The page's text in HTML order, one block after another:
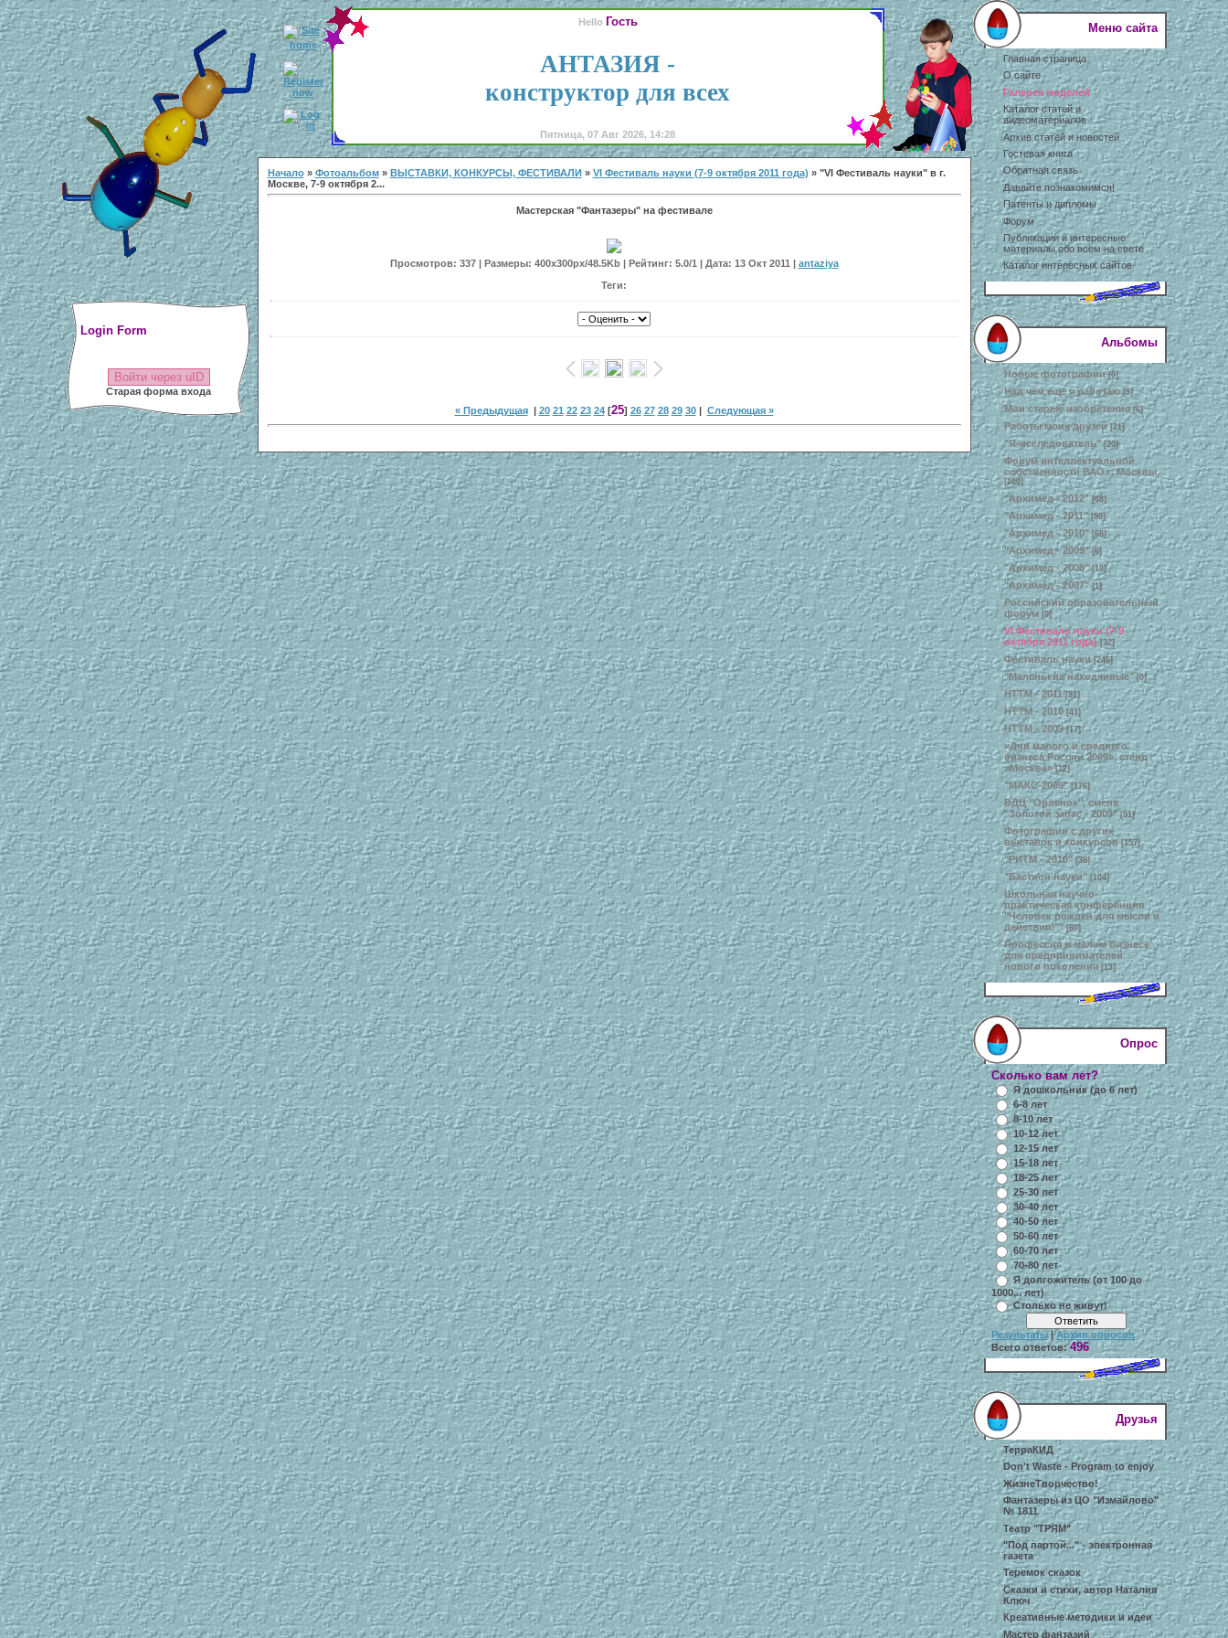
Login Form
Войти через uID
Старая форма входа
Hello Гость
АНТАЗИЯ -
конструктор для всех
Пятница, 07 Авг 2026, 14:28
Начало» Фотоальбом» ВЫСТАВКИ, КОНКУРСЫ, ФЕСТИВАЛИ» VI Фестиваль науки (7-9 октября 2011 года) » "VI Фестиваль науки" в г.
Москве, 7-9 октября 2...
Мастерская "Фантазеры" на фестивале
Просмотров: 337 | Размеры: 400x300px/48.5Kb | Рейтинг: 5.0/1 | Дата: 13 Окт 2011 | antaziya
Теги:
« Предыдущая| 20 21 22 23 24[25] 26 27 28 29 30| Следующая »
Меню сайта
Главная страница
О сайте
Галерея моделей
Каталог статей и
видеоматериалов
Архив статей и новостей
Гостевая книга
Обратная связь
Давайте познакомимся!
Патенты и дипломы
Форум
Публикации и интересные
материалы обо всем на свете
Каталог интересных сайтов
Альбомы
Новые фотографии [0]
Над чем еще я работаю [9]
Мои старые изобретения [6]
Работы моих друзей [21]
"Я-исследователь" [20]
Форум интеллектуальной
собственности ВАО г. Москвы
[100]
"Архимед - 2012" [68]
"Архимед - 2011" [90]
"Архимед - 2010" [68]
"Архимед - 2009" [6]
"Архимед - 2008" [10]
"Архимед - 2007" [1]
Российский образовательный
форум [0]
VI Фестиваль науки (7-9
октября 2011 года) [32]
Фестиваль науки [246]
"Маленькие находчивые" [0]
НТТМ - 2011 [91]
НТТМ - 2010 [41]
НТТМ - 2009 [17]
«Дни малого и среднего
бизнеса России 2009», стенд
«Москва» [12]
"МАКС-2009" [176]
ВДЦ "Орленок", смена
"Золотой запас - 2009" [51]
Фотографии с других
выставок и конкурсов [157]
"РИТМ - 2010" [38]
"Бастион науки" [104]
Школьная научно-
практическая конференция
"Человек рожден для мысли и
действия!"" [60]
Профессия в малом бизнесе
для предпринимателей
нового поколения [13]
Опрос
Сколько вам лет?
Я дошкольник (до 6 лет)
6-8 лет
8-10 лет
10-12 лет
12-15 лет
15-18 лет
18-25 лет
25-30 лет
30-40 лет
40-50 лет
50-60 лет
60-70 лет
70-80 лет
Я долгожитель (от 100 до
1000... лет)
Столько не живут!
Результаты|Архив опросов
Всего ответов:496
Друзья
ТерраКИД
Don't Waste - Program to enjoy
ЖизнеТворчество!
Фантазеры из ЦО "Измайлово"
№ 1811
Театр "ТРЯМ"
"Под партой..." - электронная
газета
Теремок сказок
Сказки и стихи, автор Наталия
Ключ
Креативные методики и идеи
Мастер фантазий